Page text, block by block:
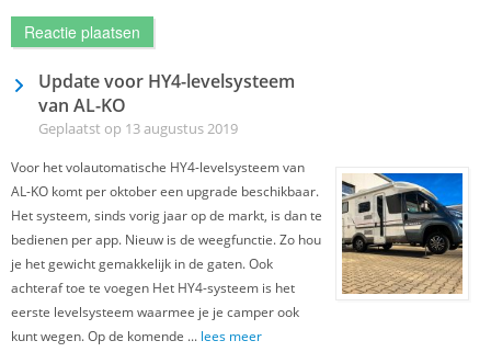
Update voor HY4-levelsysteem
van AL-KO
Geplaatst op 13 augustus 2019
Voor het volautomatische HY4-levelsysteem van
AL-KO komt per oktober een upgrade beschikbaar.
Het systeem, sinds vorig jaar op de markt, is dan te
bedienen per app. Nieuw is de weegfunctie. Zo hou
je het gewicht gemakkelijk in de gaten. Ook
achteraf toe te voegen Het HY4-systeem is het
eerste levelsysteem waarmee je je camper ook
kunt wegen. Op de komende ... lees meer